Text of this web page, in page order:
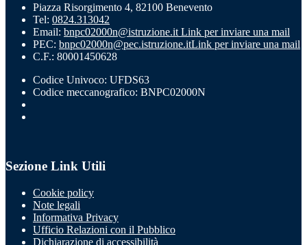
Piazza Risorgimento 4, 82100 Benevento
Tel: 0824.313042
Email: bnpc02000n@istruzione.it Link per inviare una mail
PEC: bnpc02000n@pec.istruzione.itLink per inviare una mail
C.F.: 80001450628
Codice Univoco: UFDS63
Codice meccanografico: BNPC02000N
Sezione Link Utili
Cookie policy
Note legali
Informativa Privacy
Ufficio Relazioni con il Pubblico
Dichiarazione di accessibilità